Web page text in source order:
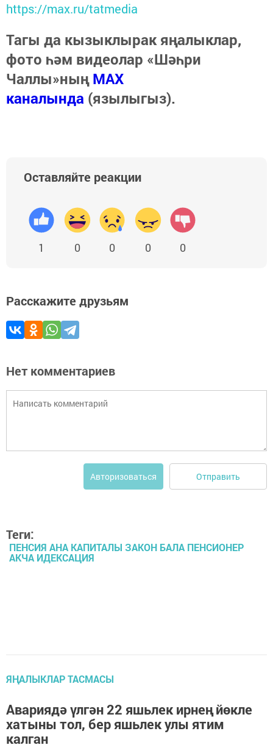
https://max.ru/tatmedia
Тагы да кызыклырак яңалыклар,
фото һәм видеолар «Шәһри
Чаллы»ныңMAX
каналында (язылыгыз).
Оставляйте реакции
1 0 0 0 0
Расскажите друзьям
Нет комментариев
Авторизоваться Отправить
Теги:
ПЕНСИЯ АНА КАПИТАЛЫ ЗАКОН БАЛА ПЕНСИОНЕР
АКЧА ИДЕКСАЦИЯ
ЯҢАЛЫКЛАР ТАСМАСЫ
Авариядә үлгән 22 яшьлек ирнең йөкле
хатыны тол, бер яшьлек улы ятим
калган